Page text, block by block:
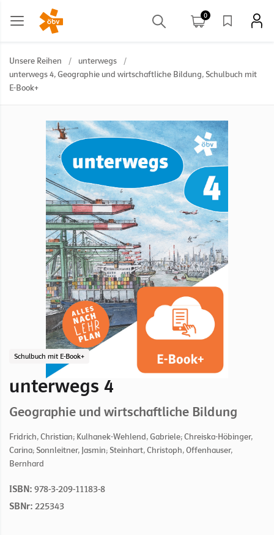
0
Unsere Reihen / unterwegs
/
unterwegs 4, Geographie und wirtschaftliche Bildung, Schulbuch mit
E-Book+
Schulbuch mit E-Book+
unterwegs 4
Geographie und wirtschaftliche Bildung
Fridrich, Christian; Kulhanek-Wehlend, Gabriele; Chreiska-Höbinger,
Carina; Sonnleitner, Jasmin; Steinhart, Christoph, Offenhauser,
Bernhard
ISBN: 978-3-209-11183-8
SBNr: 225343